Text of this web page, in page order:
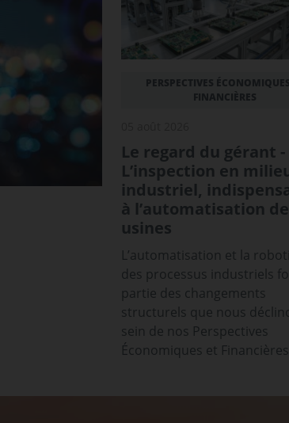
PERSPECTIVES
FINANCIÈRES
Le regard du gérant -
L’inspection en
industriel,
à l’automatisation
usines
L’automatisation et la
des processus industriels
partie des changements
structurels que nous
sein de nos Perspectives
Économiques et